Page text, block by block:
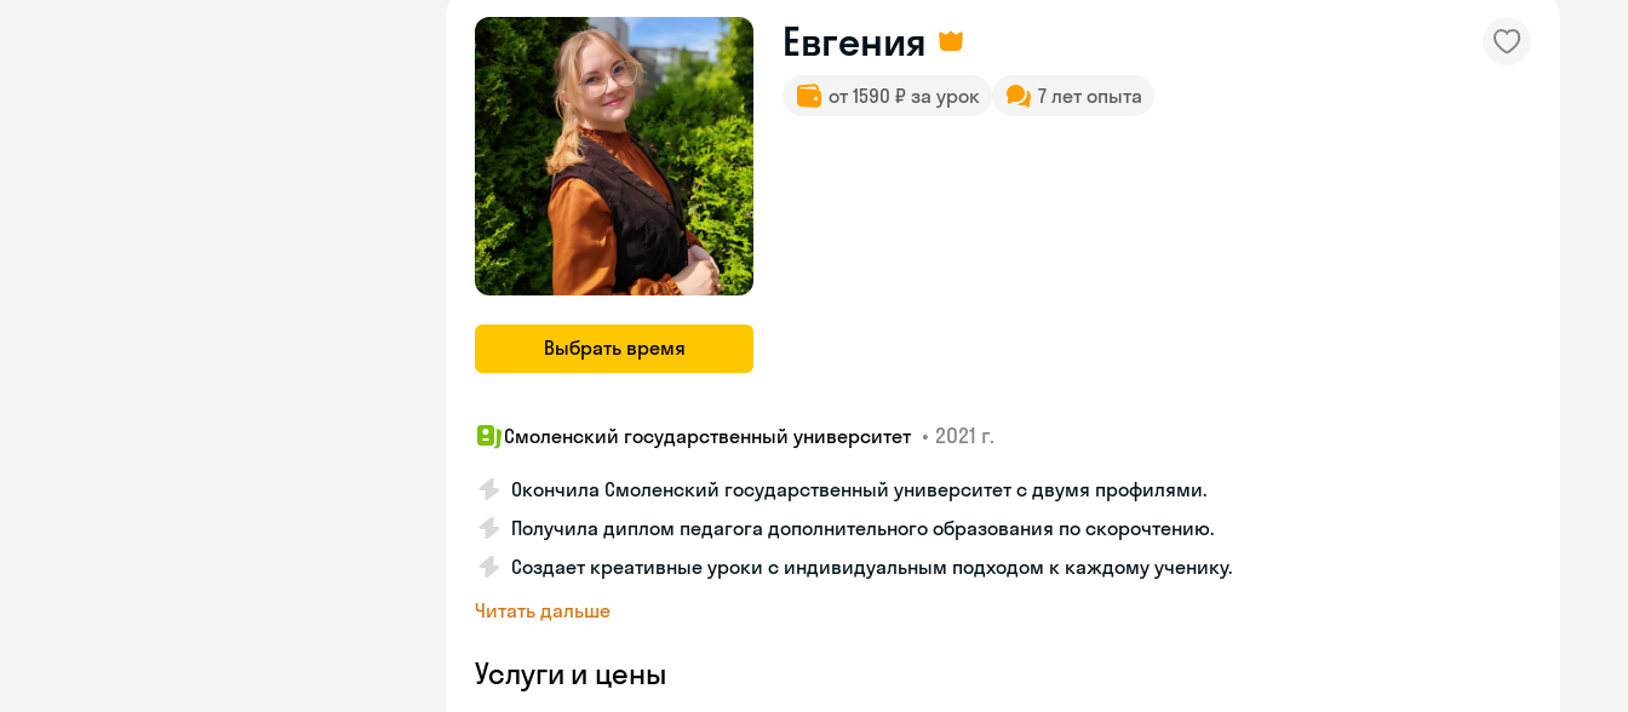
Выбрать время
Евгения
от 1590 ₽ за урок 7 лет опыта
Смоленский государственный университет • 2021 г.
Окончила Смоленский государственный университет с двумя профилями.
Получила диплом педагога дополнительного образования по скорочтению.
Создает креативные уроки с индивидуальным подходом к каждому ученику.
Читать дальше
Услуги и цены